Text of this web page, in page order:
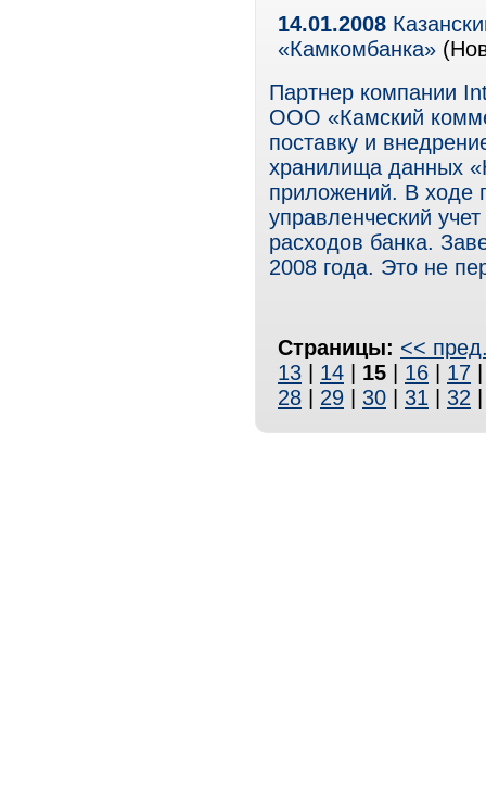
14.01.2008
«Камкомбанка»
Партнер компании
ООО «Камский
поставку и
хранилища данных
приложений. В ходе
управленческий
расходов банка.
2008 года. Это не
Страницы: <<
13
14 15 16 17
28
29 30 31 32